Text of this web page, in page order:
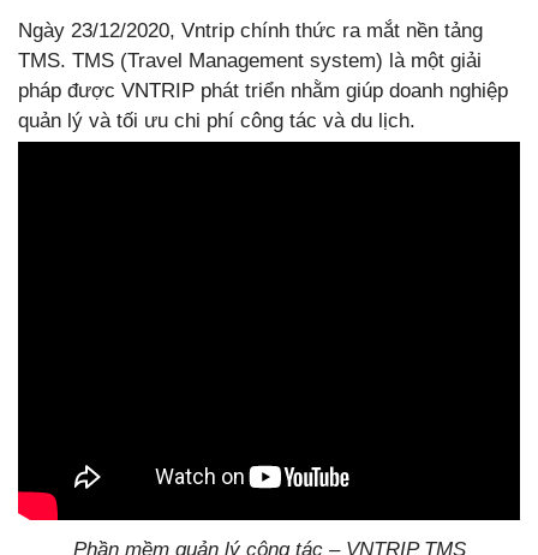
Ngày 23/12/2020, Vntrip chính thức ra mắt nền tảng
TMS. TMS (Travel Management system) là một giải
pháp được VNTRIP phát triển nhằm giúp doanh nghiệp
quản lý và tối ưu chi phí công tác và du lịch.
Phần mềm quản lý công tác – VNTRIP TMS